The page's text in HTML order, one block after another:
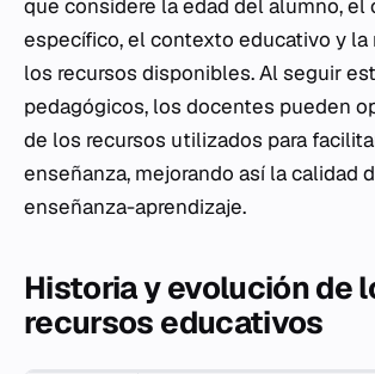
que considere la edad del alumno, el
específico, el contexto educativo y la
los recursos disponibles. Al seguir
pedagógicos, los docentes pueden
de los recursos utilizados para
enseñanza, mejorando así la calidad
enseñanza-aprendizaje.
Historia y evolución de
recursos educativos